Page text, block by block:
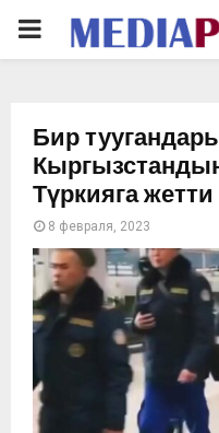
PRIMARY
Бир
Түркияга жетти
8 февраля, 2023